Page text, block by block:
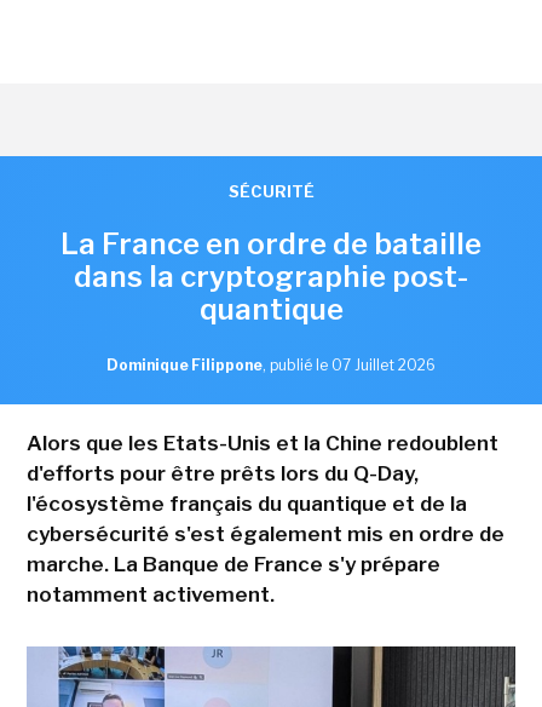
SÉCURITÉ
La France en ordre de bataille
dans la cryptographie post-
quantique
Dominique Filippone, publié le 07 Juillet 2026
Alors que les Etats-Unis et la Chine redoublent
d'efforts pour être prêts lors du Q-Day,
l'écosystème français du quantique et de la
cybersécurité s'est également mis en ordre de
marche. La Banque de France s'y prépare
notamment activement.